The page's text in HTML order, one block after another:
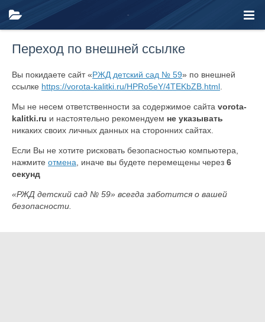
Переход по внешней ссылке
Вы покидаете сайт «РЖД детский сад № 59» по внешней
ссылке https://vorota-kalitki.ru/HPRo5eY/4TEKbZB.html
Мы не несем ответственности за содержимое сайта vorota-
kalitki.ru и настоятельно рекомендуем не указывать
никаких своих личных данных на сторонних сайтах.
Если Вы не хотите рисковать безопасностью компьютера,
нажмите отмена , иначе вы будете перемещены через 6
секунд
«РЖД детский сад № 59» всегда заботится о вашей
безопасности.